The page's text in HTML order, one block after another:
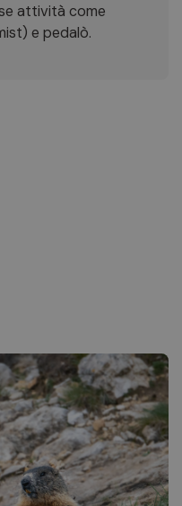
attività come
e pedalò.